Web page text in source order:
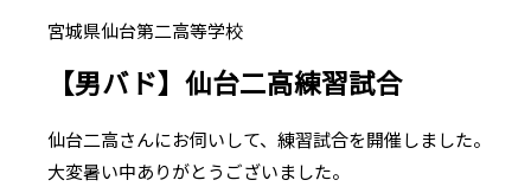
宮城県仙台第二高等学校
【男バド】仙台二高練習試合
仙台二高さんにお伺いして、練習試合を開催しました。
大変暑い中ありがとうございました。